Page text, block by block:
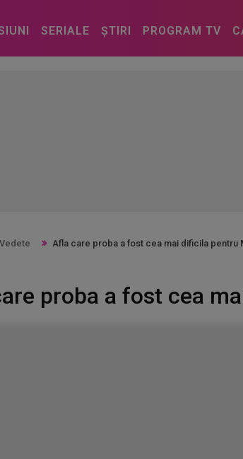
SERIALE ȘTIRI PROGRAM TV
Afla care proba a fost cea mai dificila pentru
proba a fost cea